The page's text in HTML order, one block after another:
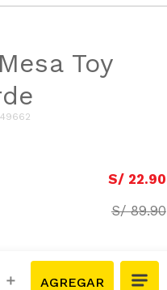
Toy
S/ 22.90
S/ 89.90
＋